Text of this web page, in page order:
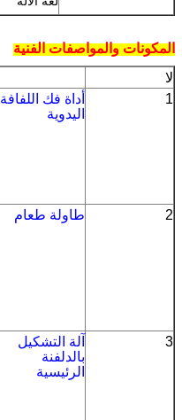
المكونات والمواصفات الفنية
لا
1
أداة فك اللفافة
اليدوية
2
طاولة طعام
3
آلة التشكيل
بالدلفنة
الرئيسية